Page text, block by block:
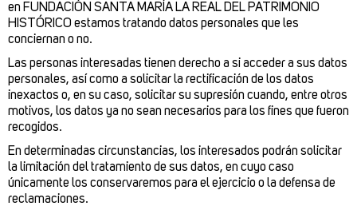
en FUNDACIÓN SANTA MARÍA LA REAL DEL PATRIMONIO
HISTÓRICO estamos tratando datos personales que les
conciernan o no.
Las personas interesadas tienen derecho a si acceder a sus datos
personales, así como a solicitar la rectificación de los datos
inexactos o, en su caso, solicitar su supresión cuando, entre otros
motivos, los datos ya no sean necesarios para los fines que fueron
recogidos.
En determinadas circunstancias, los interesados podrán solicitar
la limitación del tratamiento de sus datos, en cuyo caso
únicamente los conservaremos para el ejercicio o la defensa de
reclamaciones.